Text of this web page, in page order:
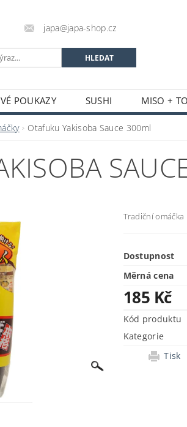
japa@japa-shop.cz
POUKAZY SUSHI MISO +
RÝŽE A OBILOVINY
ZELENINA +
LEKCE VAŘENÍ
PRO
Otafuku Yakisoba Sauce 300ml
Tradiční omáčka
Dostupnost
Měrná cena
185 Kč
Kód produktu
Kategorie
Tisk